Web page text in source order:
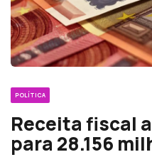
POLÍTICA
Receita fiscal
para 28.156